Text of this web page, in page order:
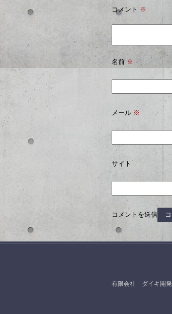
コメント ※
名前※
メール ※
サイト
コメントを送信
有限会社 ダイキ開発